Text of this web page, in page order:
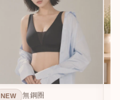
NEW 無鋼圈